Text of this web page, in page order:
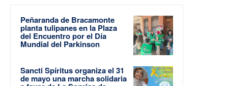
Peñaranda de Bracamonte
planta tulipanes en la Plaza
del Encuentro por el Día
Mundial del Parkinson
Sancti Spíritus organiza el 31
de mayo una marcha solidaria